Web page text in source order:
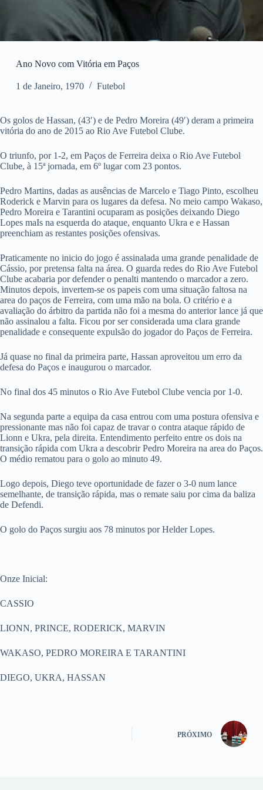
Ano Novo com Vitória em Paços
1 de Janeiro, 1970 Futebol
Os golos de Hassan, (43′) e de Pedro Moreira (49′) deram a primeira
vitória do ano de 2015 ao Rio Ave Futebol Clube.
O triunfo, por 1-2, em Paços de Ferreira deixa o Rio Ave Futebol
Clube, à 15ª jornada, em 6º lugar com 23 pontos.
Pedro Martins, dadas as ausências de Marcelo e Tiago Pinto, escolheu
Roderick e Marvin para os lugares da defesa. No meio campo Wakaso,
Pedro Moreira e Tarantini ocuparam as posições deixando Diego
Lopes maIs na esquerda do ataque, enquanto Ukra e e Hassan
preenchiam as restantes posições ofensivas.
Praticamente no inicio do jogo é assinalada uma grande penalidade de
Cássio, por pretensa falta na área. O guarda redes do Rio Ave Futebol
Clube acabaria por defender o penalti mantendo o marcador a zero.
Minutos depois, invertem-se os papeis com uma situação faltosa na
area do paços de Ferreira, com uma mão na bola. O critério e a
avaliação do árbitro da partida não foi a mesma do anterior lance já que
não assinalou a falta. Ficou por ser considerada uma clara grande
penalidade e consequente expulsão do jogador do Paços de Ferreira.
Já quase no final da primeira parte, Hassan aproveitou um erro da
defesa do Paços e inaugurou o marcador.
No final dos 45 minutos o Rio Ave Futebol Clube vencia por 1-0.
Na segunda parte a equipa da casa entrou com uma postura ofensiva e
pressionante mas não foi capaz de travar o contra ataque rápido de
Lionn e Ukra, pela direita. Entendimento perfeito entre os dois na
transição rápida com Ukra a descobrir Pedro Moreira na area do Paços.
O médio rematou para o golo ao minuto 49.
Logo depois, Diego teve oportunidade de fazer o 3-0 num lance
semelhante, de transição rápida, mas o remate saiu por cima da baliza
de Defendi.
O golo do Paços surgiu aos 78 minutos por Helder Lopes.
Onze Inicial:
CASSIO
LIONN, PRINCE, RODERICK, MARVIN
WAKASO, PEDRO MOREIRA E TARANTINI
DIEGO, UKRA, HASSAN
PRÓXIMO